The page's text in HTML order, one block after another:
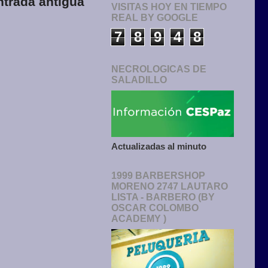
VISITAS HOY EN TIEMPO
REAL BY GOOGLE
7 8 9 4 8
NECROLOGICAS DE
SALADILLO
Actualizadas al minuto
1999 BARBERSHOP
MORENO 2747 LAUTARO
LISTA - BARBERO (BY
OSCAR COLOMBO
ACADEMY )